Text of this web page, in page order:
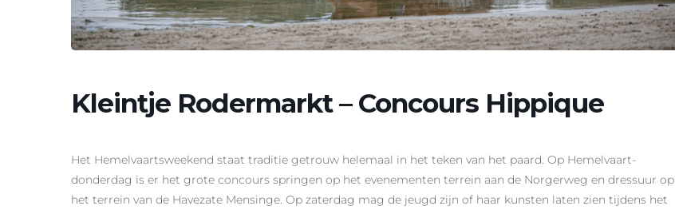
Kleintje Rodermarkt – Concours Hippique
Het Hemelvaartsweekend staat traditie getrouw helemaal in het teken van het paard. Op Hemelvaart-
donderdag is er het grote concours springen op het evenementen terrein aan de Norgerweg en dressuur op
het terrein van de Havezate Mensinge. Op zaterdag mag de jeugd zijn of haar kunsten laten zien tijdens het